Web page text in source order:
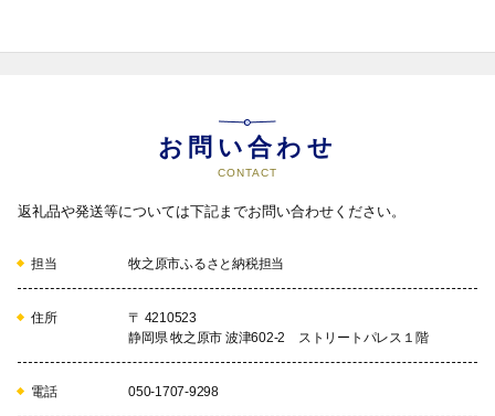
お問い合わせ
CONTACT
返礼品や発送等については下記までお問い合わせください。
担当 牧之原市ふるさと納税担当
住所
〒 4210523
静岡県 牧之原市 波津602-2 ストリートパレス１階
電話 050-1707-9298